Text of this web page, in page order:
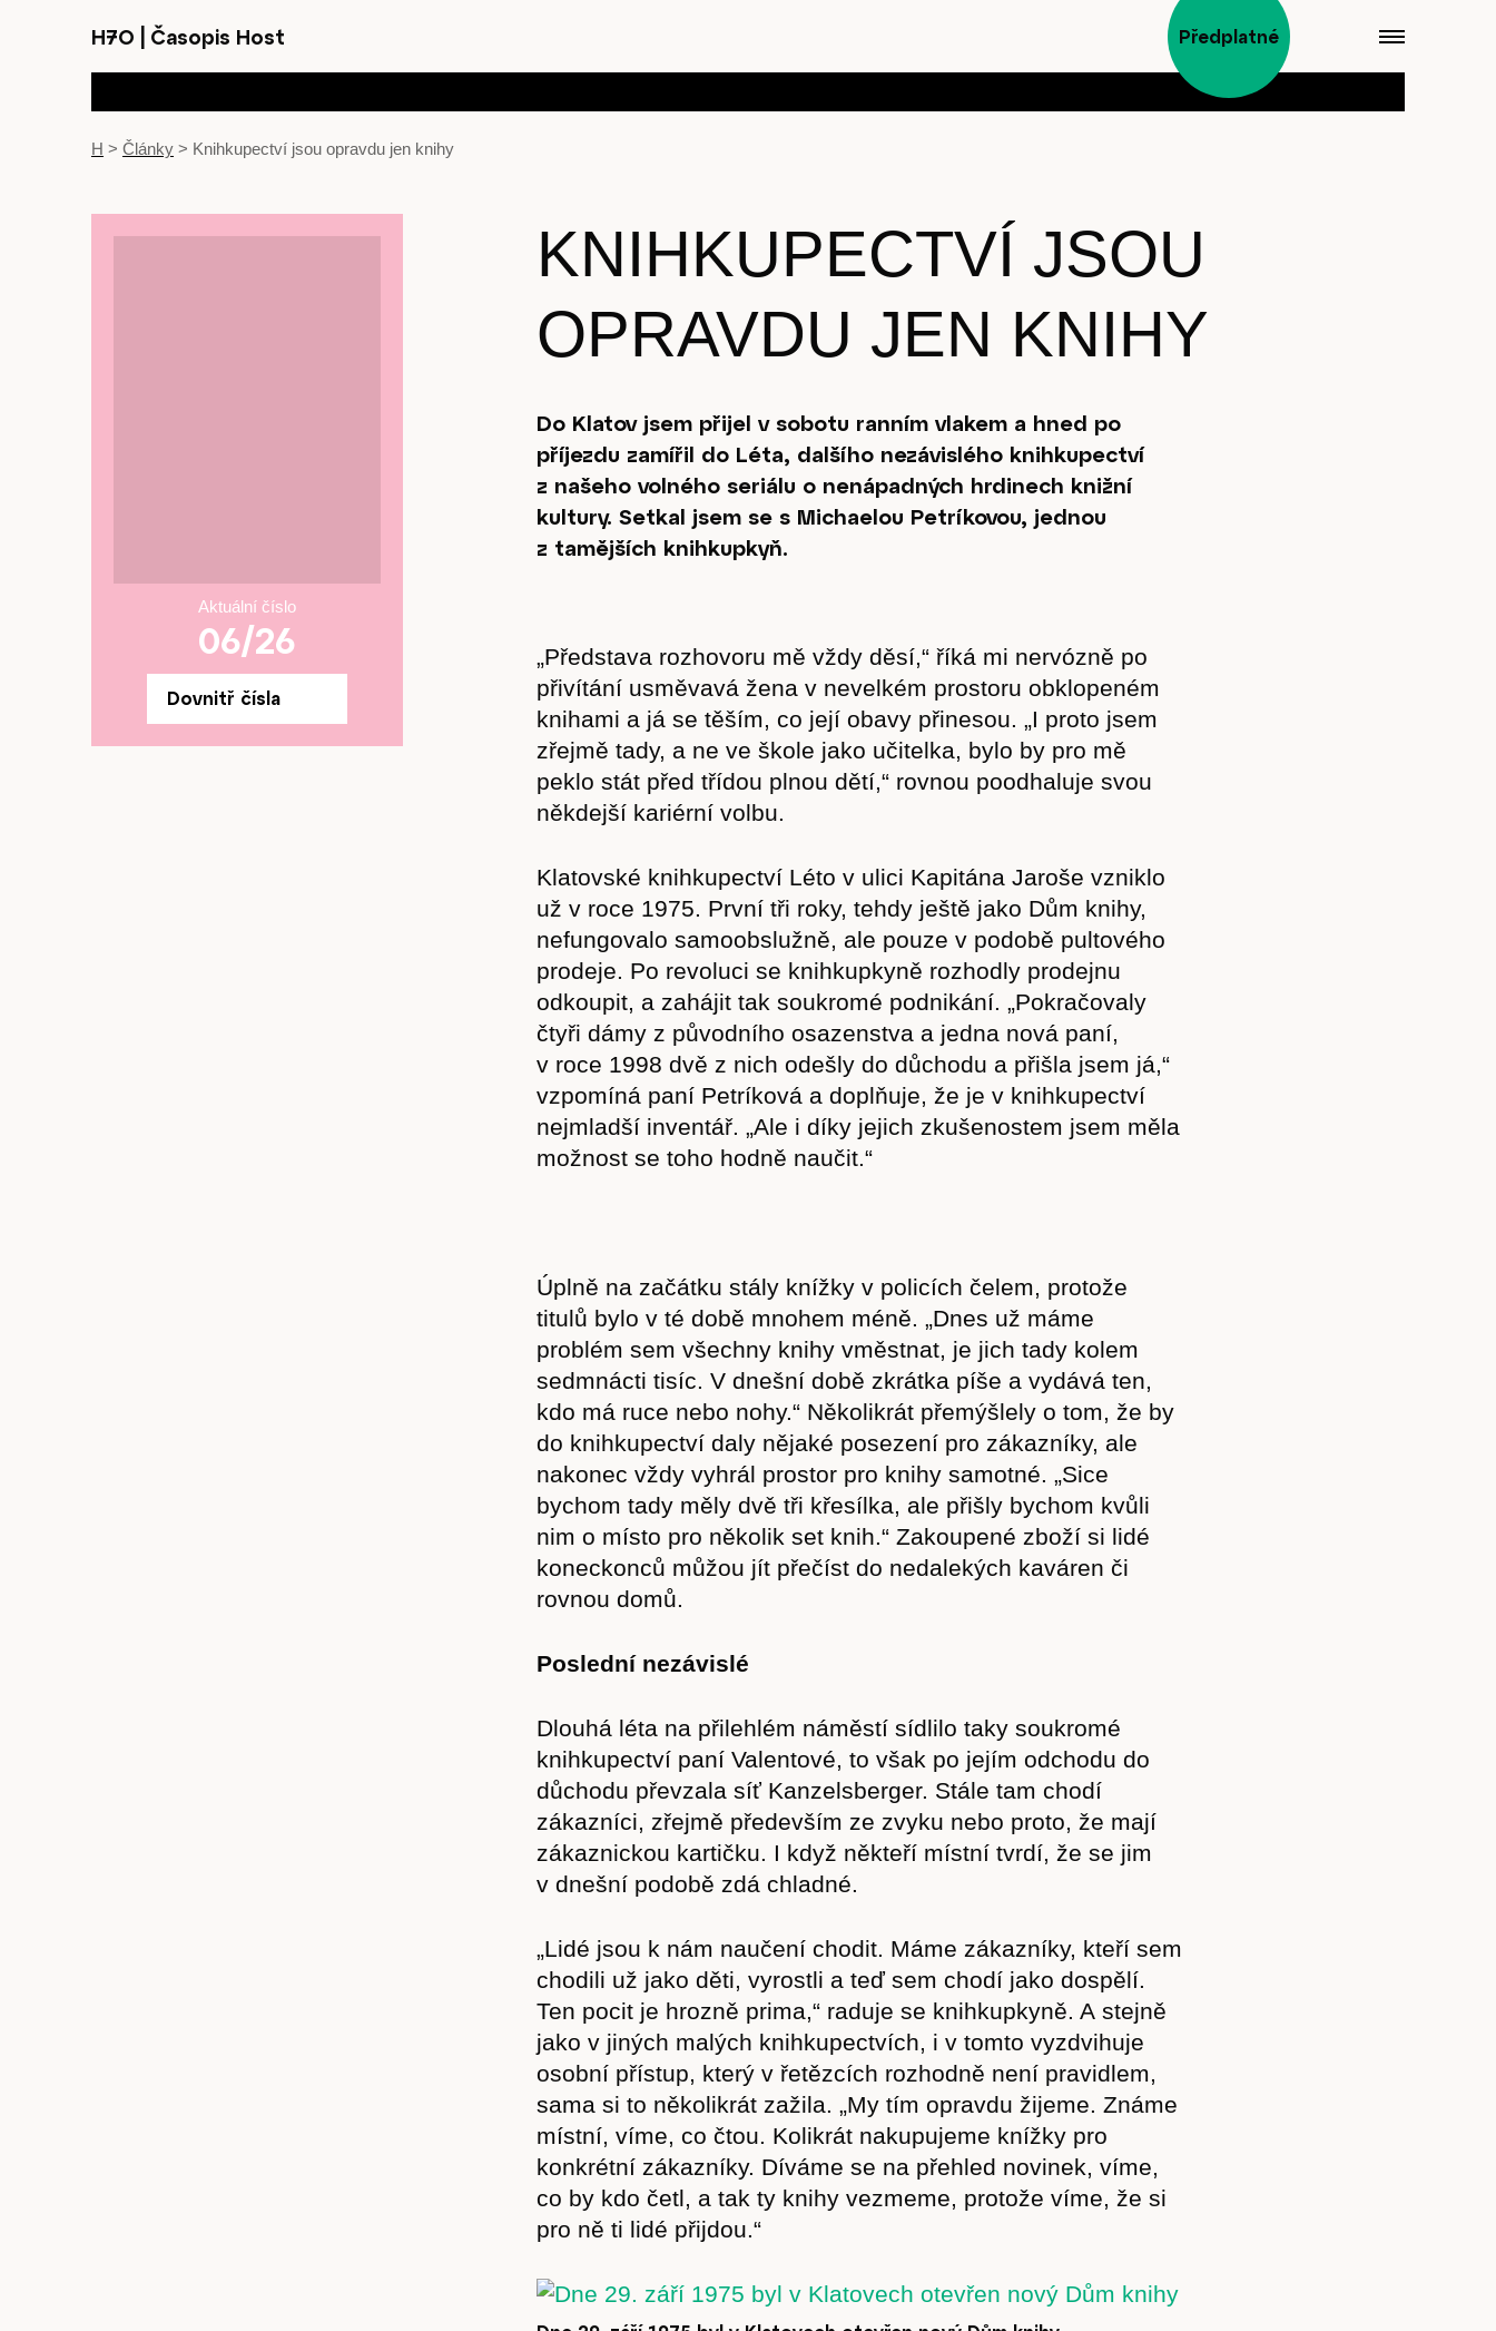
H7O Časopis Host Předplatné
H > Články > Knihkupectví jsou opravdu jen knihy
Aktuální číslo
06/26
Dovnitř čísla
KNIHKUPECTVÍ JSOU
OPRAVDU JEN KNIHY
Do Klatov jsem přijel v sobotu ranním vlakem a hned po
příjezdu zamířil do Léta, dalšího nezávislého knihkupectví
z našeho volného seriálu o nenápadných hrdinech knižní
kultury. Setkal jsem se s Michaelou Petríkovou, jednou
z tamějších knihkupkyň.
„Představa rozhovoru mě vždy děsí,“ říká mi nervózně po
přivítání usměvavá žena v nevelkém prostoru obklopeném
knihami a já se těším, co její obavy přinesou. „I proto jsem
zřejmě tady, a ne ve škole jako učitelka, bylo by pro mě
peklo stát před třídou plnou dětí,“ rovnou poodhaluje svou
někdejší kariérní volbu.
Klatovské knihkupectví Léto v ulici Kapitána Jaroše vzniklo
už v roce 1975. První tři roky, tehdy ještě jako Dům knihy,
nefungovalo samoobslužně, ale pouze v podobě pultového
prodeje. Po revoluci se knihkupkyně rozhodly prodejnu
odkoupit, a zahájit tak soukromé podnikání. „Pokračovaly
čtyři dámy z původního osazenstva a jedna nová paní,
v roce 1998 dvě z nich odešly do důchodu a přišla jsem já,“
vzpomíná paní Petríková a doplňuje, že je v knihkupectví
nejmladší inventář. „Ale i díky jejich zkušenostem jsem měla
možnost se toho hodně naučit.“
Úplně na začátku stály knížky v policích čelem, protože
titulů bylo v té době mnohem méně. „Dnes už máme
problém sem všechny knihy vměstnat, je jich tady kolem
sedmnácti tisíc. V dnešní době zkrátka píše a vydává ten,
kdo má ruce nebo nohy.“ Několikrát přemýšlely o tom, že by
do knihkupectví daly nějaké posezení pro zákazníky, ale
nakonec vždy vyhrál prostor pro knihy samotné. „Sice
bychom tady měly dvě tři křesílka, ale přišly bychom kvůli
nim o místo pro několik set knih.“ Zakoupené zboží si lidé
koneckonců můžou jít přečíst do nedalekých kaváren či
rovnou domů.
Poslední nezávislé
Dlouhá léta na přilehlém náměstí sídlilo taky soukromé
knihkupectví paní Valentové, to však po jejím odchodu do
důchodu převzala síť Kanzelsberger. Stále tam chodí
zákazníci, zřejmě především ze zvyku nebo proto, že mají
zákaznickou kartičku. I když někteří místní tvrdí, že se jim
v dnešní podobě zdá chladné.
„Lidé jsou k nám naučení chodit. Máme zákazníky, kteří sem
chodili už jako děti, vyrostli a teď sem chodí jako dospělí.
Ten pocit je hrozně prima,“ raduje se knihkupkyně. A stejně
jako v jiných malých knihkupectvích, i v tomto vyzdvihuje
osobní přístup, který v řetězcích rozhodně není pravidlem,
sama si to několikrát zažila. „My tím opravdu žijeme. Známe
místní, víme, co čtou. Kolikrát nakupujeme knížky pro
konkrétní zákazníky. Díváme se na přehled novinek, víme,
co by kdo četl, a tak ty knihy vezmeme, protože víme, že si
pro ně ti lidé přijdou.“